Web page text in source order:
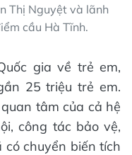
Thị Nguyệt và lãnh
cầu Hà Tĩnh.
gia về trẻ em,
25 triệu trẻ em.
tâm của cả hệ
công tác bảo vệ,
có chuyển biến tích